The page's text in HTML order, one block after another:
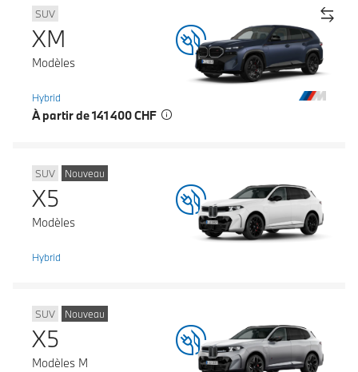
SUV
XM
Modèles
Hybrid
À partir de 141 400 CHF
SUV Nouveau
X5
Modèles
Hybrid
SUV Nouveau
X5
Modèles M